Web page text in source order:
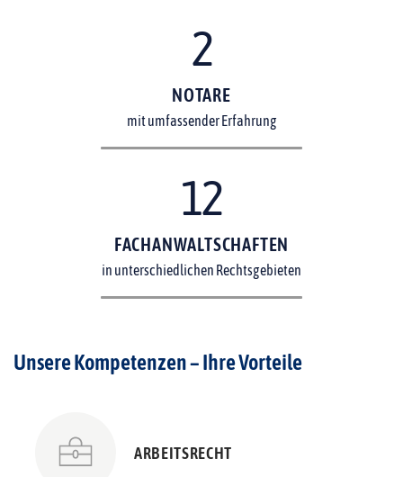
2
NOTARE
mit umfassender Erfahrung
12
FACHANWALTSCHAFTEN
in unterschiedlichen Rechtsgebieten
Unsere Kompetenzen – Ihre Vorteile
ARBEITSRECHT